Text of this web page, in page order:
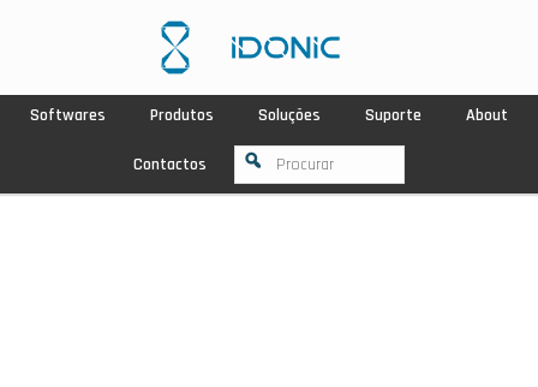
Softwares Produtos Soluções Suporte About
Contactos